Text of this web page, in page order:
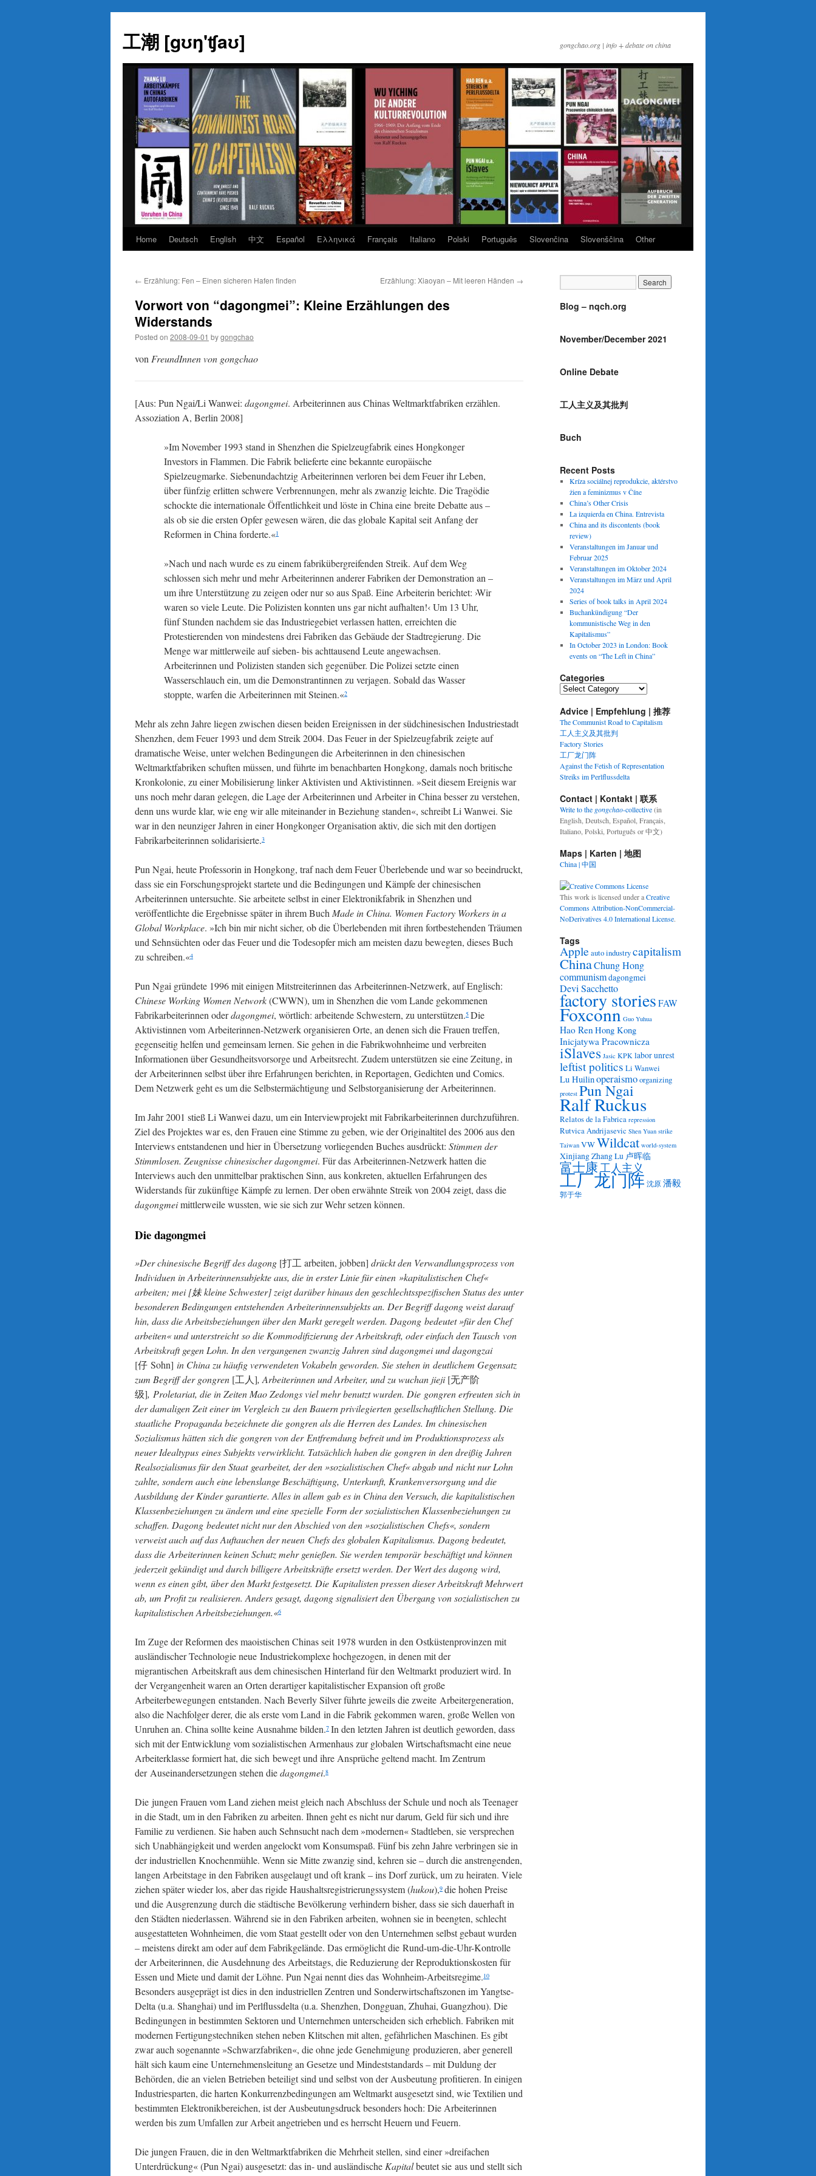
content
工潮 [gʊŋ'ʧaʊ] gongchao.org | info + debate on china
Home Deutsch English 中文 Español Eλληνικά Français Italiano Polski Português Slovenčina Slovenščina Other
← Erzählung: Fen – Einen sicheren Hafen finden Erzählung: Xiaoyan – Mit leeren Händen →
Vorwort von “dagongmei”: Kleine Erzählungen des
Widerstands
Posted on 2008-09-01 bygongchao
von FreundInnen von gongchao
[Aus: Pun Ngai/Li Wanwei: dagongmei. Arbeiterinnen aus Chinas Weltmarktfabriken erzählen.
Assoziation A, Berlin 2008]
»Im November 1993 stand in Shenzhen die Spielzeugfabrik eines Hongkonger
Investors in Flammen. Die Fabrik belieferte eine bekannte europäische
Spielzeugmarke. Siebenundachtzig Arbeiterinnen verloren bei dem Feuer ihr Leben,
über fünfzig erlitten schwere Verbrennungen, mehr als zwanzig leichte. Die Tragödie
schockte die internationale Öffentlichkeit und löste in China eine breite Debatte aus –
als ob sie die ersten Opfer gewesen wären, die das globale Kapital seit Anfang der
Reformen in China forderte.«1
»Nach und nach wurde es zu einem fabrikübergreifenden Streik. Auf dem Weg
schlossen sich mehr und mehr Arbeiterinnen anderer Fabriken der Demonstration an –
um ihre Unterstützung zu zeigen oder nur so aus Spaß. Eine Arbeiterin berichtet: ›Wir
waren so viele Leute. Die Polizisten konnten uns gar nicht aufhalten!‹ Um 13 Uhr,
fünf Stunden nachdem sie das Industriegebiet verlassen hatten, erreichten die
Protestierenden von mindestens drei Fabriken das Gebäude der Stadtregierung. Die
Menge war mittlerweile auf sieben- bis achttausend Leute angewachsen.
Arbeiterinnen und Polizisten standen sich gegenüber. Die Polizei setzte einen
Wasserschlauch ein, um die Demonstrantinnen zu verjagen. Sobald das Wasser
stoppte, warfen die Arbeiterinnen mit Steinen.«2
Mehr als zehn Jahre liegen zwischen diesen beiden Ereignissen in der südchinesischen Industriestadt
Shenzhen, dem Feuer 1993 und dem Streik 2004. Das Feuer in der Spielzeugfabrik zeigte auf
dramatische Weise, unter welchen Bedingungen die Arbeiterinnen in den chinesischen
Weltmarktfabriken schuften müssen, und führte im benachbarten Hongkong, damals noch britische
Kronkolonie, zu einer Mobilisierung linker Aktivisten und Aktivistinnen. »Seit diesem Ereignis war
uns noch mehr daran gelegen, die Lage der Arbeiterinnen und Arbeiter in China besser zu verstehen,
denn uns wurde klar, wie eng wir alle miteinander in Beziehung standen«, schreibt Li Wanwei. Sie
war in den neunziger Jahren in einer Hongkonger Organisation aktiv, die sich mit den dortigen
Fabrikarbeiterinnen solidarisierte.3
Pun Ngai, heute Professorin in Hongkong, traf nach dem Feuer Überlebende und war so beeindruckt,
dass sie ein Forschungsprojekt startete und die Bedingungen und Kämpfe der chinesischen
Arbeiterinnen untersuchte. Sie arbeitete selbst in einer Elektronikfabrik in Shenzhen und
veröffentlichte die Ergebnisse später in ihrem Buch Made in China. Women Factory Workers in a
Global Workplace. »Ich bin mir nicht sicher, ob die Überlebenden mit ihren fortbestehenden Träumen
und Sehnsüchten oder das Feuer und die Todesopfer mich am meisten dazu bewegten, dieses Buch
zu schreiben.«4
Pun Ngai gründete 1996 mit einigen Mitstreiterinnen das Arbeiterinnen-Netzwerk, auf Englisch:
Chinese Working Women Network(CWWN), um in Shenzhen die vom Lande gekommenen
Fabrikarbeiterinnen oderdagongmei, wörtlich: arbeitende Schwestern, zu unterstützen.5 Die
Aktivistinnen vom Arbeiterinnen-Netzwerk organisieren Orte, an denen sich die Frauen treffen,
gegenseitig helfen und gemeinsam lernen. Sie gehen in die Fabrikwohnheime und verbreiten
Informationen über Gesundheitsvorsorge und Arbeitsrecht. Zudem unterstützen sie eine Zeitung, in
der Arbeiterinnen selbst über ihre Erfahrungen berichten, in Reportagen, Gedichten und Comics.
Dem Netzwerk geht es um die Selbstermächtigung und Selbstorganisierung der Arbeiterinnen.
Im Jahr 2001 stieß Li Wanwei dazu, um ein Interviewprojekt mit Fabrikarbeiterinnen durchzuführen.
Ziel des Projektes war es, den Frauen eine Stimme zu geben, wie der Originaltitel des 2006 aus den
Interviews entstandenen und hier in Übersetzung vorliegenden Buches ausdrückt: Stimmen der
Stimmlosen. Zeugnisse chinesischer dagongmei. Für das Arbeiterinnen-Netzwerk hatten die
Interviews auch den unmittelbar praktischen Sinn, aus konkreten, aktuellen Erfahrungen des
Widerstands für zukünftige Kämpfe zu lernen. Der oben erwähnte Streik von 2004 zeigt, dass die
dagongmeimittlerweile wussten, wie sie sich zur Wehr setzen können.
Die dagongmei
»Der chinesische Begriff des dagong [打工 arbeiten, jobben] drückt den Verwandlungsprozess von
Individuen in Arbeiterinnensubjekte aus, die in erster Linie für einen »kapitalistischen Chef«
arbeiten; mei [妹kleine Schwester] zeigt darüber hinaus den geschlechtsspezifischen Status des unter
besonderen Bedingungen entstehenden Arbeiterinnensubjekts an. Der Begriff dagong weist darauf
hin, dass die Arbeitsbeziehungen über den Markt geregelt werden. Dagong bedeutet »für den Chef
arbeiten« und unterstreicht so die Kommodifizierung der Arbeitskraft, oder einfach den Tausch von
Arbeitskraft gegen Lohn. In den vergangenen zwanzig Jahren sind dagongmei und dagongzai
[仔 Sohn] in China zu häufig verwendeten Vokabeln geworden. Sie stehen in deutlichem Gegensatz
zum Begriff der gongren [工人], Arbeiterinnen und Arbeiter, und zu wuchan jieji[无产阶
级], Proletariat, die in Zeiten Mao Zedongs viel mehr benutzt wurden. Die gongren erfreuten sich in
der damaligen Zeit einer im Vergleich zu den Bauern privilegierten gesellschaftlichen Stellung. Die
staatliche Propaganda bezeichnete die gongren als die Herren des Landes. Im chinesischen
Sozialismus hätten sich die gongren von der Entfremdung befreit und im Produktionsprozess als
neuer Idealtypus eines Subjekts verwirklicht. Tatsächlich haben die gongren in den dreißig Jahren
Realsozialismus für den Staat gearbeitet, der den »sozialistischen Chef« abgab und nicht nur Lohn
zahlte, sondern auch eine lebenslange Beschäftigung, Unterkunft, Krankenversorgung und die
Ausbildung der Kinder garantierte. Alles in allem gab es in China den Versuch, die kapitalistischen
Klassenbeziehungen zu ändern und eine spezielle Form der sozialistischen Klassenbeziehungen zu
schaffen. Dagong bedeutet nicht nur den Abschied von den »sozialistischen Chefs«, sondern
verweist auch auf das Auftauchen der neuen Chefs des globalen Kapitalismus. Dagong bedeutet,
dass die Arbeiterinnen keinen Schutz mehr genießen. Sie werden temporär beschäftigt und können
jederzeit gekündigt und durch billigere Arbeitskräfte ersetzt werden. Der Wert des dagong wird,
wenn es einen gibt, über den Markt festgesetzt. Die Kapitalisten pressen dieser Arbeitskraft Mehrwert
ab, um Profit zu realisieren. Anders gesagt, dagong signalisiert den Übergang von sozialistischen zu
kapitalistischen Arbeitsbeziehungen.«6
Im Zuge der Reformen des maoistischen Chinas seit 1978 wurden in den Ostküstenprovinzen mit
ausländischer Technologie neue Industriekomplexe hochgezogen, in denen mit der
migrantischen Arbeitskraft aus dem chinesischen Hinterland für den Weltmarkt produziert wird. In
der Vergangenheit waren an Orten derartiger kapitalistischer Expansion oft große
Arbeiterbewegungen entstanden. Nach Beverly Silver führte jeweils die zweite Arbeitergeneration,
also die Nachfolger derer, die als erste vom Land in die Fabrik gekommen waren, große Wellen von
Unruhen an. China sollte keine Ausnahme bilden.7 In den letzten Jahren ist deutlich geworden, dass
sich mit der Entwicklung vom sozialistischen Armenhaus zur globalen Wirtschaftsmacht eine neue
Arbeiterklasse formiert hat, die sich bewegt und ihre Ansprüche geltend macht. Im Zentrum
der Auseinandersetzungen stehen diedagongmei.8
Die jungen Frauen vom Land ziehen meist gleich nach Abschluss der Schule und noch als Teenager
in die Stadt, um in den Fabriken zu arbeiten. Ihnen geht es nicht nur darum, Geld für sich und ihre
Familie zu verdienen. Sie haben auch Sehnsucht nach dem »modernen« Stadtleben, sie versprechen
sich Unabhängigkeit und werden angelockt vom Konsumspaß. Fünf bis zehn Jahre verbringen sie in
der industriellen Knochenmühle. Wenn sie Mitte zwanzig sind, kehren sie – durch die anstrengenden,
langen Arbeitstage in den Fabriken ausgelaugt und oft krank – ins Dorf zurück, um zu heiraten. Viele
ziehen später wieder los, aber das rigide Haushaltsregistrierungssystem (hukou),9 die hohen Preise
und die Ausgrenzung durch die städtische Bevölkerung verhindern bisher, dass sie sich dauerhaft in
den Städten niederlassen. Während sie in den Fabriken arbeiten, wohnen sie in beengten, schlecht
ausgestatteten Wohnheimen, die vom Staat gestellt oder von den Unternehmen selbst gebaut wurden
– meistens direkt am oder auf dem Fabrikgelände. Das ermöglicht die Rund-um-die-Uhr-Kontrolle
der Arbeiterinnen, die Ausdehnung des Arbeitstags, die Reduzierung der Reproduktionskosten für
Essen und Miete und damit der Löhne. Pun Ngai nennt dies das Wohnheim-Arbeitsregime.10
Besonders ausgeprägt ist dies in den industriellen Zentren und Sonderwirtschaftszonen im Yangtse-
Delta (u.a. Shanghai) und im Perlflussdelta (u.a. Shenzhen, Dongguan, Zhuhai, Guangzhou). Die
Bedingungen in bestimmten Sektoren und Unternehmen unterscheiden sich erheblich. Fabriken mit
modernen Fertigungstechniken stehen neben Klitschen mit alten, gefährlichen Maschinen. Es gibt
zwar auch sogenannte »Schwarzfabriken«, die ohne jede Genehmigung produzieren, aber generell
hält sich kaum eine Unternehmensleitung an Gesetze und Mindeststandards – mit Duldung der
Behörden, die an vielen Betrieben beteiligt sind und selbst von der Ausbeutung profitieren. In einigen
Industriesparten, die harten Konkurrenzbedingungen am Weltmarkt ausgesetzt sind, wie Textilien und
bestimmten Elektronikbereichen, ist der Ausbeutungsdruck besonders hoch: Die Arbeiterinnen
werden bis zum Umfallen zur Arbeit angetrieben und es herrscht Heuern und Feuern.
Die jungen Frauen, die in den Weltmarktfabriken die Mehrheit stellen, sind einer »dreifachen
Unterdrückung« (Pun Ngai) ausgesetzt: das in- und ausländische Kapitalbeutet sie aus und stellt sich
Blog – nqch.org
November/December 2021
Online Debate
工人主义及其批判
Buch
Recent Posts
Kríza sociálnej reprodukcie, aktérstvo
žien a feminizmus v Číne
China’s Other Crisis
La izquierda en China. Entrevista
China and its discontents (book
review)
Veranstaltungen im Januar und
Februar 2025
Veranstaltungen im Oktober 2024
Veranstaltungen im März und April
2024
Series of book talks in April 2024
Buchankündigung “Der
kommunistische Weg in den
Kapitalismus”
In October 2023 in London: Book
events on “The Left in China”
Categories
Categories
Advice | Empfehlung | 推荐
The Communist Road to Capitalism
工人主义及其批判
Factory Stories
工厂龙门阵
Against the Fetish of Representation
Streiks im Perlflussdelta
Contact | Kontakt | 联系
Write to the gongchao-collective(in
English, Deutsch, Español, Français,
Italiano, Polski, Português or 中文)
Maps | Karten | 地图
China | 中国
This work is licensed under aCreative
Commons Attribution-NonCommercial-
NoDerivatives 4.0 International License.
Tags
Apple auto industrycapitalism
ChinaChung Hong
communismdagongmei
Devi Sacchetto
factory stories FAW
Foxconn Guo Yuhua
Hao RenHong Kong
Inicjatywa Pracownicza
iSlaves Jasic KPK labor unrest
leftist politics Li Wanwei
Lu Huilinoperaismoorganizing
protest Pun Ngai
Ralf Ruckus
Relatos de la Fabrica repression
Rutvica Andrijasevic Shen Yuan strike
Taiwan VWWildcat world-system
XinjiangZhang Lu 卢晖临
富士康工人主义
工厂龙门阵 沈原潘毅
郭于华